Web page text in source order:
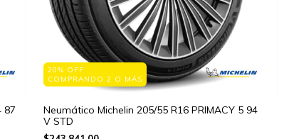
87
20% OFF
COMPRANDO 2 O MÁS
Neumático Michelin 205/55 R16 PRIMACY 5 94
V STD